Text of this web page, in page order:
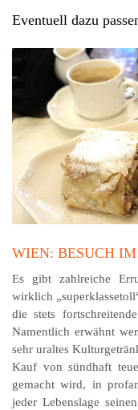
Eventuell dazu
WIEN: BESUCH
Es gibt zahlreiche
wirklich
die stets
Namentlich erwähnt
sehr uraltes
Kauf von sündhaft
gemacht wird, in
jeder Lebenslage